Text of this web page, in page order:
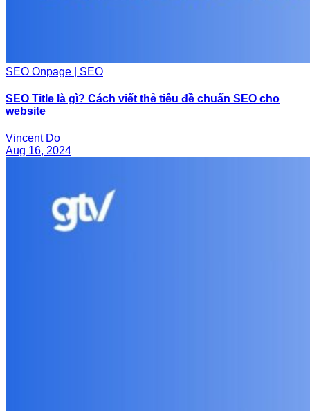
SEO Onpage | SEO
SEO Title là gì? Cách viết thẻ tiêu đề chuẩn SEO cho
website
Vincent Do
Aug 16, 2024